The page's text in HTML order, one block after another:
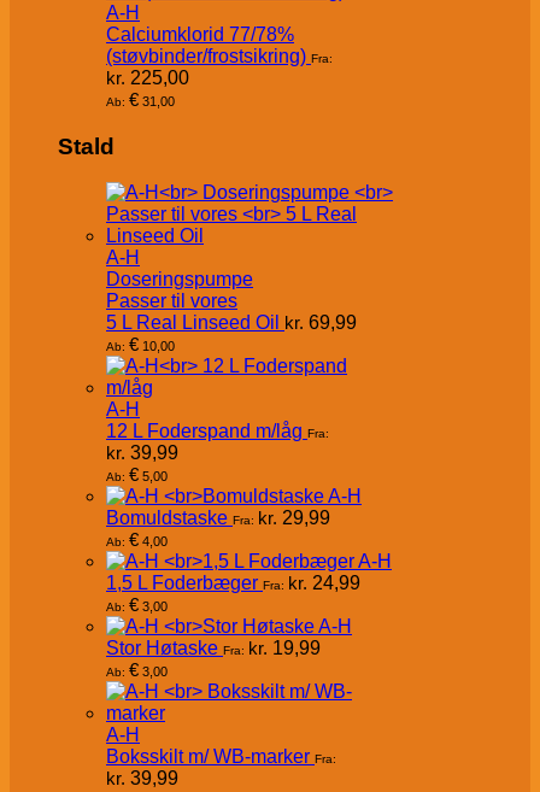
A-H
Calciumklorid 77/78%
(støvbinder/frostsikring) Fra:
kr. 225,00
Ab: € 31,00
Stald
A-H
Doseringspumpe
Passer til vores
5 L Real Linseed Oil kr. 69,99
Ab: € 10,00
A-H
12 L Foderspand m/låg Fra:
kr. 39,99
Ab: € 5,00
A-H
Bomuldstaske Fra: kr. 29,99
Ab: € 4,00
A-H
1,5 L Foderbæger Fra: kr. 24,99
Ab: € 3,00
A-H
Stor Høtaske Fra: kr. 19,99
Ab: € 3,00
A-H
Boksskilt m/ WB-marker Fra:
kr. 39,99